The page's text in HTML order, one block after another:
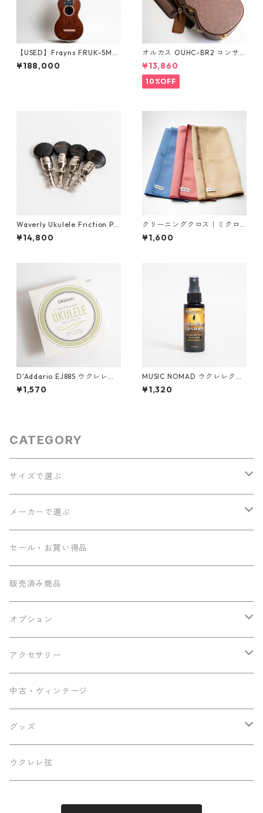
【USED】Frayns FRUK-5MS
ソプラノウクレレ #2500095
（中古・2025年製）
¥188,000
オルカス OUHC-BR2 コンサ
ートウクレレ用ハードケース
¥13,860
10%OFF
Waverly Ukulele Friction Pe
gs ウクレレ用フリクションペ
グ（4個セット）
¥14,800
クリーニングクロス｜ミクロ
ディア エピクロス（日本製）3
5cm × 37cm
¥1,600
D'Addario EJ88S ウクレレ弦
ソプラノ用
¥1,570
MUSIC NOMAD ウクレレクリ
ーナー MN121
¥1,320
CATEGORY
サイズで選ぶ
ソプラノ
コンサート
テナー
その他
ミニテナー
メーカーで選ぶ
Seilen
Sumi工房
Ancestor's
Frayns
KOU ukulele
早瀬ギター工房
Luna
セール・お買い得品
販売済み商品
オプション
エンドピン追加
アクセサリー
メンテナンス用品
ケース
パーツ
中古・ヴィンテージ
グッズ
ステッカー
ウクレレ弦